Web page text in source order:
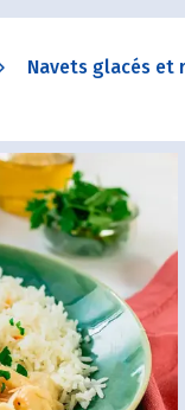
Navets glacés et